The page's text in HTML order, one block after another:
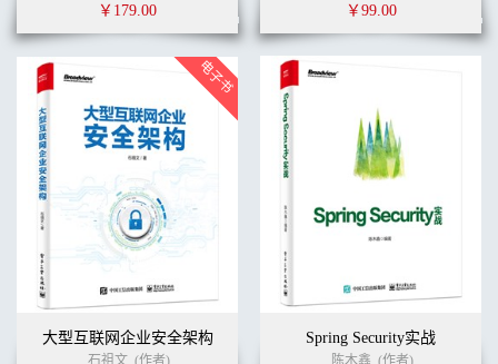
6.5.1 编译和注入 260
6.5.2 导出和隐藏符号 260
6.5.3 C++ 和OC动态库 263
6.5.4 其他常见问题 267
第7章 实战演练
7.1 越狱设备分析 270
7.1.1 分析准备 270
7.1.2 开始分析 272
7.1.3 编写Tweak 284
7.1.4 安装与小结 287
7.2 非越狱设备分析 288
7.2.1 创建MonkeyDev项目 288
7.2.2 非越狱逆向实战 291
7.2.4 制作非越狱Pod 304
￥179.00 ￥99.00
大型互联网企业安全架构 Spring Security实战